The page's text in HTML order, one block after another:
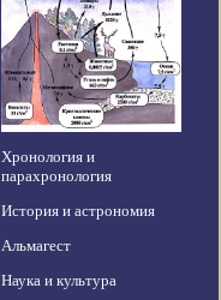
Хронология и
парахронология
История и астрономия
Альмагест
Наука и культура